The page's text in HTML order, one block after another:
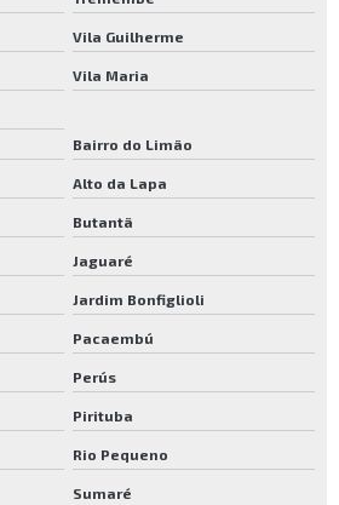
preço
madeira alto brilho
preço
preço
madeira
Vila Guilherme
Vila Maria
Bairro do Limão
Alto da Lapa
Butantã
Jaguaré
Jardim Bonfiglioli
Pacaembú
Perús
Pirituba
Rio Pequeno
Sumaré